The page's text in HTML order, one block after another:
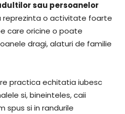
sau persoanelor
reprezinta o activitate foarte
care oricine o poate
dragi, alaturi de familie
practica echitatia iubesc
si, bineinteles, caii
spus si in randurile